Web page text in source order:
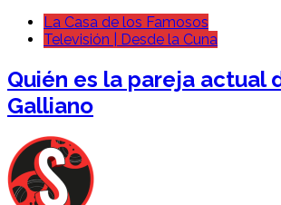
La Casa de los Famosos
Televisión | Desde la Cuna
Quién es la pareja actual
Galliano